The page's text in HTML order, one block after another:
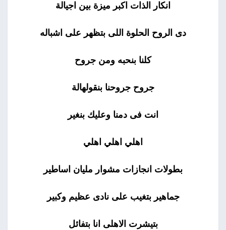
انكار الذات اكبر ميزة بين اجيالة
دى الروح الحلوة اللى بتظهر على اشباله
كلنا بنحبه ومن جروح
جروح جروحنا بنقولهالة
انت فى دمنا وعليك بنغير
اهلي اهلي اهلي
بطولات انجازات مشوار مليان اساطير
جماهير بتغيب على نادى عظيم وكبير
بتيشرت الاهلى انا بتفائل